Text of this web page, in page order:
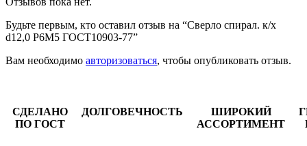
Будьте первым, кто оставил отзыв на “Сверло спирал. к/х
d12,0 Р6М5 ГОСТ10903-77”
Вам необходимо авторизоваться, чтобы опубликовать отзыв.
СДЕЛАНО
ПО ГОСТ
ДОЛГОВЕЧНОСТЬ
ШИРОКИЙ
АССОРТИМЕНТ